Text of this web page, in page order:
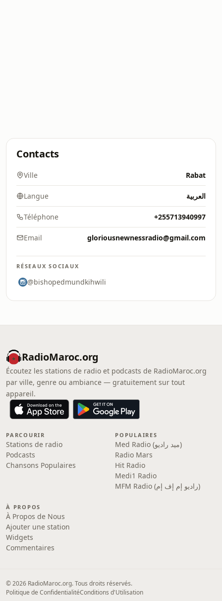
Contacts
Ville Rabat
Langue العربية
Téléphone +255713940997
Email gloriousnewnessradio@gmail.com
RÉSEAUX SOCIAUX
@bishopedmundkihwili
RadioMaroc.org
Écoutez les stations de radio et podcasts de RadioMaroc.org
par ville, genre ou ambiance — gratuitement sur tout
appareil.
PARCOURIR
Stations de radio
Podcasts
Chansons Populaires
POPULAIRES
Med Radio (ميد راديو)
Radio Mars
Hit Radio
Medi1 Radio
MFM Radio (راديو إم إف إم)
À PROPOS
À Propos de Nous
Ajouter une station
Widgets
Commentaires
© 2026 RadioMaroc.org. Tous droits réservés.
Politique de ConfidentialitéConditions d'Utilisation